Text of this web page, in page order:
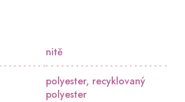
nitě
polyester, recyklovaný
polyester